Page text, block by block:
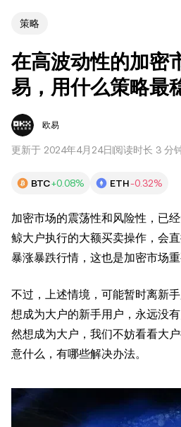
策略
在高波动性的加密
易，用什么策略最
欧易
更新于 2024年4月24日 阅读时长 3 分
BTC+0.08% ETH-0.32%
加密市场的震荡性和风险性，已
鲸大户执行的大额买卖操作，会
暴涨暴跌行情，这也是加密市场重
不过，上述情境，可能暂时离新
想成为大户的新手用户，永远没
然想成为大户，我们不妨看看大
意什么，有哪些解决办法。